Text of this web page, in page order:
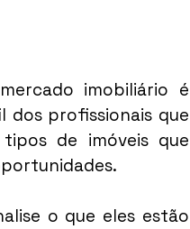
imobiliário é
dos profissionais que
de imóveis que
o que eles estão